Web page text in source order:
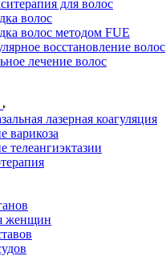
для волос
волос
волос методом FUE
восстановление волос
лечение волос
лазерная коагуляция
варикоза
телеангиэктазии
женщин